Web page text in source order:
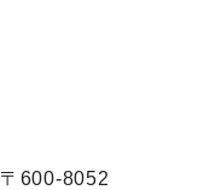
〒600-8052